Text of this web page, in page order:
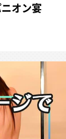
オン宴